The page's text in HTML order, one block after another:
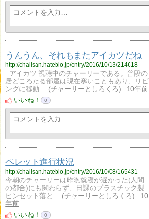
うんうん、それもまたアイカツだね
http://chalisan.hateblo.jp/entry/2016/10/13/214618
アイカツ 視聴中のチャーリーである。普段の
居どころたる部屋は現在寒いこともあり、リビ
ングに移動…
チャーリーとしろくろ
10年前
いいね！
0
ペレット進行状況
http://chalisan.hateblo.jp/entry/2016/10/08/165431
今朝のチャーリーは昨晩就寝が遅かった(人間
の都合)にも関わらず、日課のプラスチック製
ピンセット落と…
チャーリーとしろくろ
10
年前
いいね！
0